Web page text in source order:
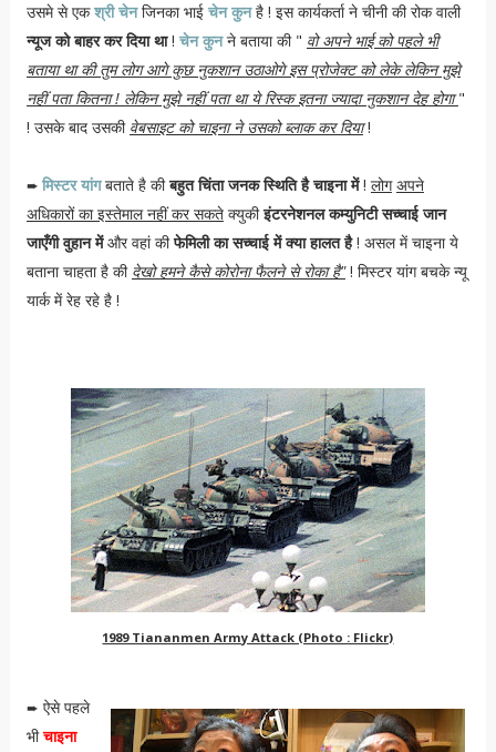
उसमे से एकश्री चेनजिनका भाई चेन कुनहै ! इस कार्यकर्ता ने चीनी की रोक वाली
न्यूज को बाहर कर दिया था! चेन कुनने बताया की " वो अपने भाई को पहले भी
बताया था की तुम लोग आगे कुछ नुकशान उठाओगे इस प्रोजेक्ट को लेके लेकिन मुझे
नहीं पता कितना ! लेकिन मुझे नहीं पता था ये रिस्क इतना ज्यादा नुकशान देह होगा"
! उसके बाद उसकी वेबसाइट को चाइना ने उसको ब्लाक कर दिया!
➨ मिस्टर यांगबताते है कीबहुत चिंता जनक स्थिति है चाइना में! लोग अपने
अधिकारों का इस्तेमाल नहीं कर सकतेक्युकीइंटरनेशनल कम्युनिटी सच्चाई जान
जाएँगी वुहान मेंऔर वहां कीफेमिली का सच्चाई में क्या हालत है! असल में चाइना ये
बताना चाहता है की देखो हमने कैसे कोरोना फैलने से रोका है"! मिस्टर यांग बचके न्यू
यार्क में रेह रहे है !
1989 Tiananmen Army Attack (Photo : Flickr)
➨ ऐसे पहले
भीचाइना